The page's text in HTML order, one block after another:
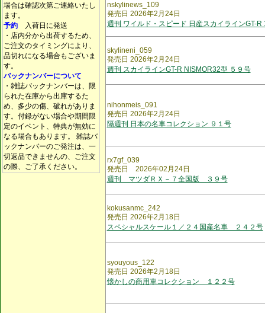
場合は確認次第ご連絡いたし
ます。
予約 入荷日に発送
・店内分から出荷するため、
ご注文のタイミングにより、
品切れになる場合もございま
す。
バックナンバーについて
・雑誌バックナンバーは、限
られた在庫から出庫するた
め、多少の傷、破れがありま
す。付録がない場合や期間限
定のイベント、特典が無効に
なる場合もあります。 雑誌バ
ックナンバーのご発注は、一
切返品できませんの、ご注文
の際、ご了承ください。
nskylinews_109
発売日 2026年2月24日
週刊 ワイルド・スピード 日産スカイラインGT-R
skylineni_059
発売日 2026年2月24日
週刊 スカイラインGT-R NISMOR32型 ５９号
nihonmeis_091
発売日 2026年2月24日
隔週刊 日本の名車コレクション ９１号
rx7gf_039
発売日 2026年02月24日
週刊 マツダＲＸ－７全国版 ３９号
kokusanmc_242
発売日 2026年2月18日
スペシャルスケール１／２４国産名車 ２４２号
syouyous_122
発売日 2026年2月18日
懐かしの商用車コレクション １２２号